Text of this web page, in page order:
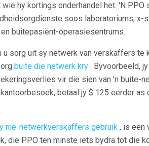
hy kortings onderhandel het. 'N
soos laboratoriums,
buitepasiënt-operasiesentrums.
u sorg uit sy netwerk van verskaffers te
buite die netwerk kry . Byvoorbeeld,
vir die sien van 'n buite-
betaal jy $ 125 eerder
nie-netwerkverskaffers gebruik , is een
die PPO ten minste iets bydra tot die